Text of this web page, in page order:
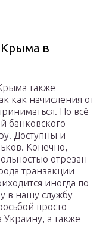
Крыма в
также
как начисления от
Но всё
банковского
Доступны и
Конечно,
отрезан
транзакции
иногда по
в нашу службу
просто
а также